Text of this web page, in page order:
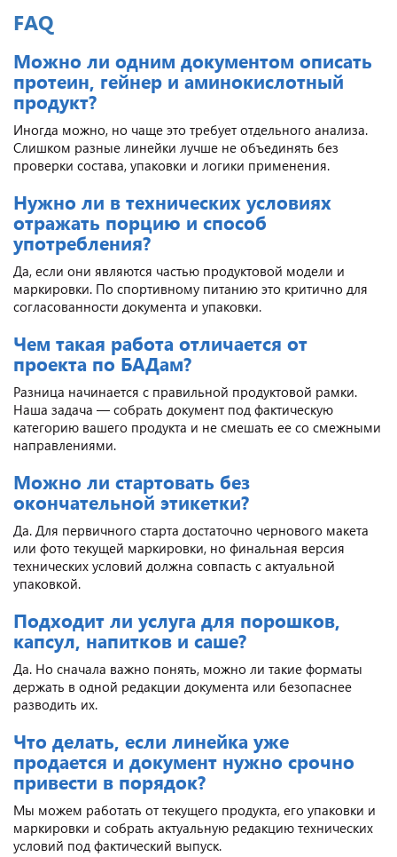
FAQ
Можно ли одним документом описать
протеин, гейнер и аминокислотный
продукт?
Иногда можно, но чаще это требует отдельного анализа.
Слишком разные линейки лучше не объединять без
проверки состава, упаковки и логики применения.
Нужно ли в технических условиях
отражать порцию и способ
употребления?
Да, если они являются частью продуктовой модели и
маркировки. По спортивному питанию это критично для
согласованности документа и упаковки.
Чем такая работа отличается от
проекта по БАДам?
Разница начинается с правильной продуктовой рамки.
Наша задача — собрать документ под фактическую
категорию вашего продукта и не смешать ее со смежными
направлениями.
Можно ли стартовать без
окончательной этикетки?
Да. Для первичного старта достаточно чернового макета
или фото текущей маркировки, но финальная версия
технических условий должна совпасть с актуальной
упаковкой.
Подходит ли услуга для порошков,
капсул, напитков и саше?
Да. Но сначала важно понять, можно ли такие форматы
держать в одной редакции документа или безопаснее
разводить их.
Что делать, если линейка уже
продается и документ нужно срочно
привести в порядок?
Мы можем работать от текущего продукта, его упаковки и
маркировки и собрать актуальную редакцию технических
условий под фактический выпуск.